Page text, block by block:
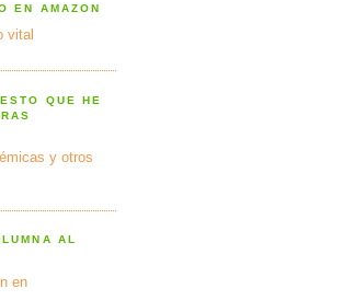
EN AMAZON
vital
QUE HE
y otros
AL
en